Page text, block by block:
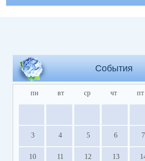
События
пн вт ср чт пт
3 4 5 6 7
10 11 12 13